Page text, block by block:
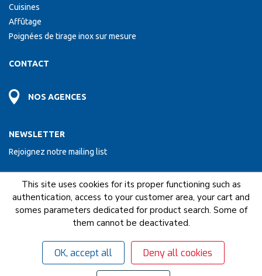
Cuisines
Affûtage
Poignées de tirage inox sur mesure
CONTACT
NOS AGENCES
NEWSLETTER
Rejoignez notre mailing list
ENVOYER
NOUS FAISONS PARTIE DU RESEAU COFAQ
Mentions légales C.G.U
© 2018 - 2026 Gervais - Tous droits réservés. Gérer mes cookies
This site uses cookies for its proper functioning such as
authentication, access to your customer area, your cart and
somes parameters dedicated for product search. Some of
them cannot be deactivated.
OK, accept all Deny all cookies